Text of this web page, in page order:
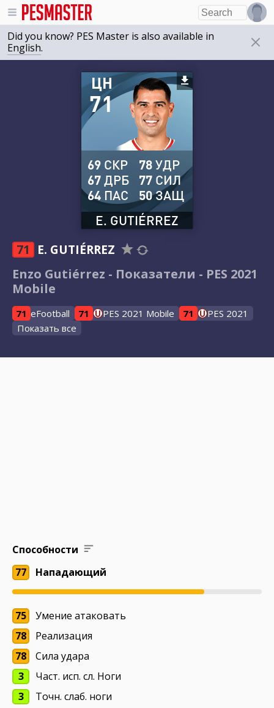
Did you know? PES Master is also available in
English.
71
ЦН
E. GUTIÉRREZ
69 СКР
67ДРБ
64 ПАС
78УДР
77 СИЛ
50ЗАЩ
71 E. GUTIÉRREZ
Enzo Gutiérrez - Показатели - PES 2021
Mobile
71 eFootball 71 PES 2021 Mobile 71
PES 2021
Показать все
Способности
77
Нападающий
75
Умение атаковать
78
Реализация
78
Сила удара
3
Част. исп. сл. Ноги
3
Точн. слаб. ноги